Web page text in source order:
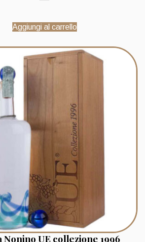
Aggiungi al carrello
Nonino UE collezione 1996